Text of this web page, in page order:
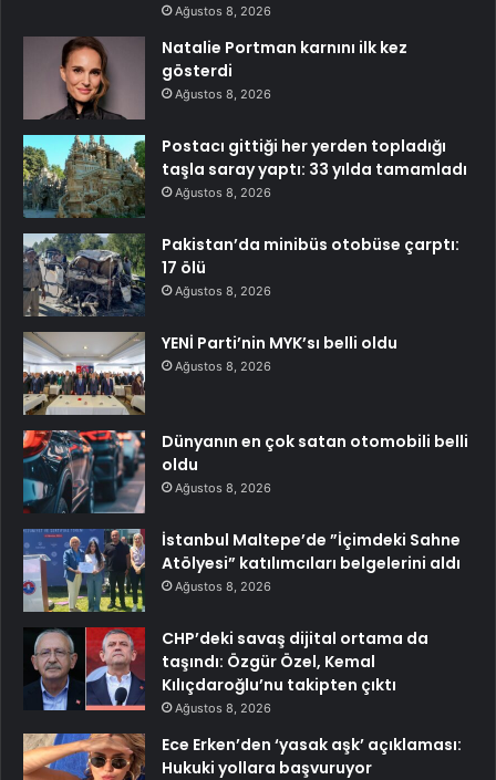
Ağustos 8, 2026
Natalie Portman karnını ilk kez
gösterdi
Ağustos 8, 2026
Postacı gittiği her yerden topladığı
taşla saray yaptı: 33 yılda tamamladı
Ağustos 8, 2026
Pakistan’da minibüs otobüse çarptı:
17 ölü
Ağustos 8, 2026
YENİ Parti’nin MYK’sı belli oldu
Ağustos 8, 2026
Dünyanın en çok satan otomobili belli
oldu
Ağustos 8, 2026
İstanbul Maltepe’de ”İçimdeki Sahne
Atölyesi” katılımcıları belgelerini aldı
Ağustos 8, 2026
CHP’deki savaş dijital ortama da
taşındı: Özgür Özel, Kemal
Kılıçdaroğlu’nu takipten çıktı
Ağustos 8, 2026
Ece Erken’den ‘yasak aşk’ açıklaması:
Hukuki yollara başvuruyor